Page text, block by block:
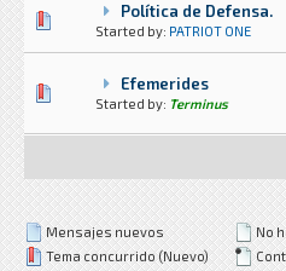
Política de Defensa.
Started by: PATRIOT ONE
0 voto(s) - Media 0 de 5
1 2345
Efemerides
Started by: Terminus
0 voto(s) - Media 0 de 5
12 345
Mensajes nuevos
Tema concurrido (Nuevo)
No